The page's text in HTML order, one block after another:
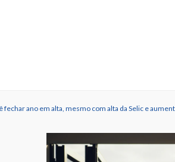
ano em alta, mesmo com alta da Selic e